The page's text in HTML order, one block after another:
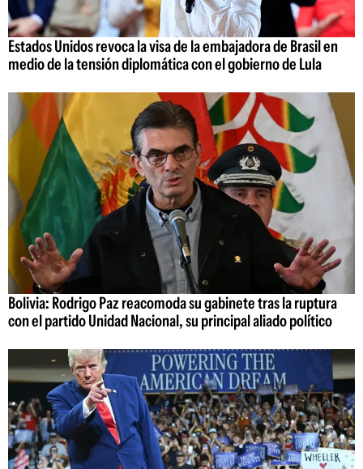
Estados Unidos revoca la visa de la embajadora de Brasil en
medio de la tensión diplomática con el gobierno de Lula
Bolivia: Rodrigo Paz reacomoda su gabinete tras la ruptura
con el partido Unidad Nacional, su principal aliado político